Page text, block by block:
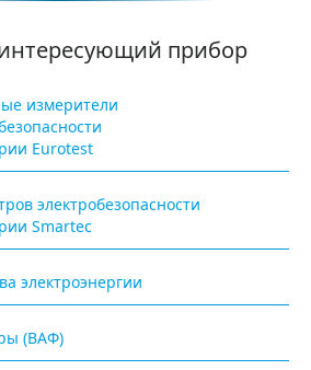
прибор
измерители
Eurotest
электробезопасности
Smartec
электроэнергии
(ВАФ)